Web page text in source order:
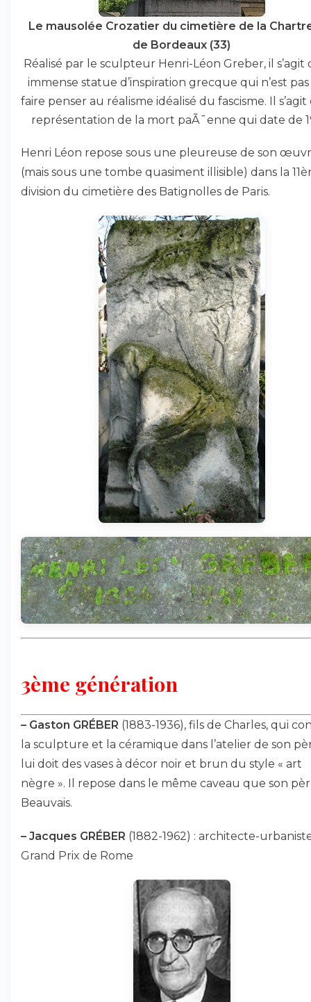
Le mausolée Crozatier du cimetière de la
de Bordeaux (33)
Réalisé par le sculpteur Henri-Léon Greber, il s’agit
immense statue d’inspiration grecque qui n’est pas
faire penser au réalisme idéalisé du fascisme. Il s’agit
représentation de la mort paÃ¯enne qui date de
Henri Léon repose sous une pleureuse de son
(mais sous une tombe quasiment illisible) dans la
division du cimetière des Batignolles de Paris.
3ème génération
– Gaston GRÉBER (1883-1936), fils de Charles, qui
la sculpture et la céramique dans l’atelier de son
lui doit des vases à décor noir et brun du style « art
nègre ». Il repose dans le même caveau que son
Beauvais.
– Jacques GRÉBER (1882-1962) : architecte-
Grand Prix de Rome